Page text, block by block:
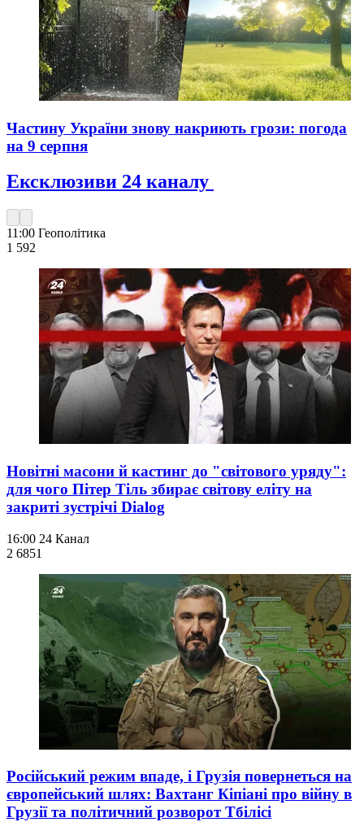
Частину України знову накриють грози: погода
на 9 серпня
Ексклюзиви 24 каналу
11:00 Геополітика
1 592
Новітні масони й кастинг до "світового уряду":
для чого Пітер Тіль збирає світову еліту на
закриті зустрічі Dialog
16:00 24 Канал
2 6851
Російський режим впаде, і Грузія повернеться на
європейський шлях: Вахтанг Кіпіані про війну в
Грузії та політичний розворот Тбілісі